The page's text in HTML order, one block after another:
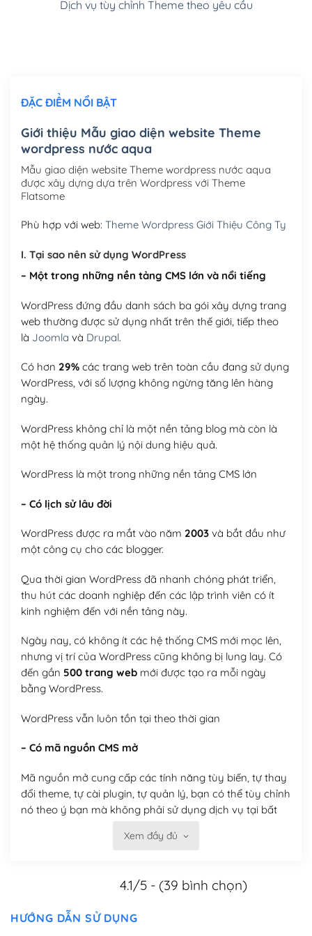
Cài đặt SMTP Mail cho site Wordpress(+100,000₫)
Mua thêm Host + Tên miền
Tên miền quốc tế .com .net .org (1 năm)
Tên miền Việt Nam .vn (1 năm)
Hosting 2GB SSD (1 năm)(+450,000₫)
Hosting 8GB SSD (1 năm) (+950,000₫)
Dịch vụ tùy chỉnh Theme theo yêu cầu
ĐẶC ĐIỂM NỔI BẬT
Giới thiệu Mẫu giao diện website Theme
wordpress nước aqua
Mẫu giao diện website Theme wordpress nước aqua
được xây dựng dựa trên Wordpress với Theme
Flatsome
Phù hợp với web: Theme Wordpress Giới Thiệu Công Ty
I. Tại sao nên sử dụng WordPress
– Một trong những nền tảng CMS lớn và nổi tiếng
WordPress đứng đầu danh sách ba gói xây dựng trang
web thường được sử dụng nhất trên thế giới, tiếp theo
là Joomla và Drupal.
Có hơn 29%các trang web trên toàn cầu đang sử dụng
WordPress, với số lượng không ngừng tăng lên hàng
ngày.
WordPress không chỉ là một nền tảng blog mà còn là
một hệ thống quản lý nội dung hiệu quả.
WordPress là một trong những nền tảng CMS lớn
– Có lịch sử lâu đời
WordPress được ra mắt vào năm 2003và bắt đầu như
một công cụ cho các blogger.
Qua thời gian WordPress đã nhanh chóng phát triển,
thu hút các doanh nghiệp đến các lập trình viên có ít
kinh nghiệm đến với nền tảng này.
Ngày nay, có không ít các hệ thống CMS mới mọc lên,
nhưng vị trí của WordPress cũng không bị lung lay. Có
đến gần 500 trang webmới được tạo ra mỗi ngày
bằng WordPress.
WordPress vẫn luôn tồn tại theo thời gian
– Có mã nguồn CMS mở
Mã nguồn mở cung cấp các tính năng tùy biến, tự thay
đổi theme, tự cài plugin, tự quản lý, bạn có thể tùy chỉnh
nó theo ý bạn mà không phải sử dụng dịch vụ tại bất
Xem đầy đủ
4.1/5 - (39 bình chọn)
HƯỚNG DẪN SỬ DỤNG